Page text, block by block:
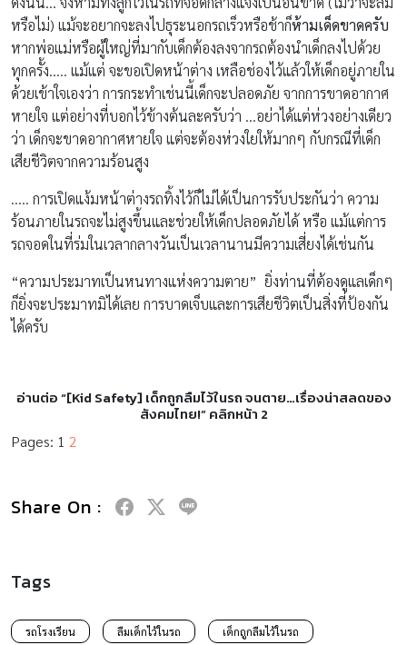
หรือไม่) แม้จะอยากจะลงไปธุระนอกรถเร็วหรือช้าก็ห้ามเด็ดขาดครับ
หากพ่อแม่หรือผู้ใหญ่ที่มากับเด็กต้องลงจากรถต้องนำเด็กลงไปด้วย
ทุกครั้ง….. แม้แต่ จะขอเปิดหน้าต่าง เหลือช่องไว้แล้วให้เด็กอยู่ภายใน
ด้วยเข้าใจเองว่า การกระทำเช่นนี้เด็กจะปลอดภัย จากการขาดอากาศ
หายใจ แต่อย่างที่บอกไว้ข้างต้นละครับว่า …อย่าได้แต่ห่วงอย่างเดียว
ว่า เด็กจะขาดอากาศหายใจ แต่จะต้องห่วงใยให้มากๆ กับกรณีที่เด็ก
เสียชีวิตจากความร้อนสูง
….. การเปิดแง้มหน้าต่างรถทิ้งไว้ก็ไม่ได้เป็นการรับประกันว่า ความ
ร้อนภายในรถจะไม่สูงขึ้นและช่วยให้เด็กปลอดภัยได้ หรือ แม้แต่การ
รถจอดในที่ร่มในเวลากลางวันเป็นเวลานานมีความเสี่ยงได้เช่นกัน
“ความประมาทเป็นหนทางแห่งความตาย” ยิ่งท่านที่ต้องดูแลเด็กๆ
ก็ยิ่งจะประมาทมิได้เลย การบาดเจ็บและการเสียชีวิตเป็นสิ่งที่ป้องกัน
ได้ครับ
อ่านต่อ “[Kid Safety] เด็กถูกลืมไว้ในรถ จนตาย…เรื่องน่าสลดของ
สังคมไทย!” คลิกหน้า 2
Pages: 1 2
Share On :
Tags
รถโรงเรียน ลืมเด็กไว้ในรถ เด็กถูกลืมไว้ในรถ